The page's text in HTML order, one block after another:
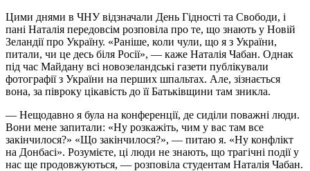
Цими днями в ЧНУ відзначали День Гідності та Свободи, і
пані Наталія передовсім розповіла про те, що знають у Новій
Зеландії про Україну. «Раніше, коли чули, що я з України,
питали, чи це десь біля Росії», — каже Наталія Чабан. Однак
під час Майдану всі новозеландські газети публікували
фотографії з України на перших шпальтах. Але, зізнається
вона, за півроку цікавість до її Батьківщини там зникла.
— Нещодавно я була на конференції, де сиділи поважні люди.
Вони мене запитали: «Ну розкажіть, чим у вас там все
закінчилося?» «Що закінчилося?», — питаю я. «Ну конфлікт
на Донбасі». Розумієте, ці люди не знають, що трагічні події у
нас ще продовжуються, — розповіла студентам Наталія Чабан.